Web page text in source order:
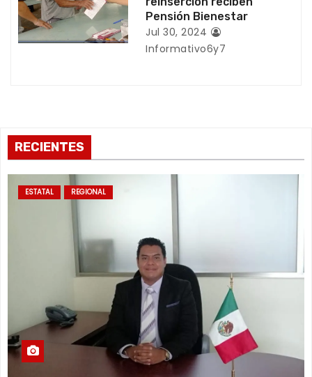
d
a
Pensión Bienestar
Jul 30, 2024
Informativo6y7
RECIENTES
ESTATAL REGIONAL